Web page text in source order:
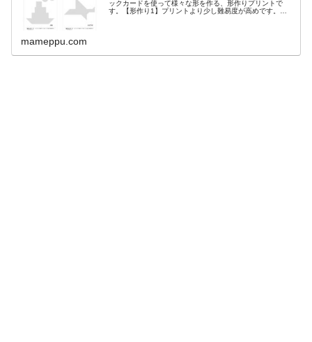
ックカードを使って様々な形を作る、形作りプリントで
す。【形作り1】プリントより少し難易度が高めです。小
mameppu.com